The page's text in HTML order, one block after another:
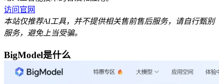
访问官网
本站仅推荐AI工具，并不提供相关售前售后服务，请自行甄别
服务，避免上当受骗。
BigModel是什么